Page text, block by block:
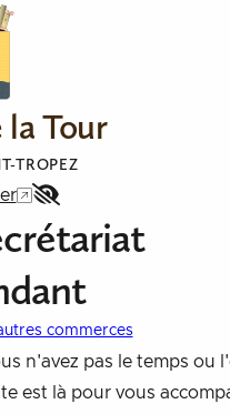
la Tour
TROPEZ
Accessibilité
commerces
n'avez pas le temps ou
est là pour vous